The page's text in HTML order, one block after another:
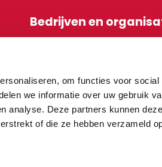
om functies voor social
we informatie over uw gebruik
analyse. Deze partners kunnen
of die ze hebben verzameld
Bedrijven en